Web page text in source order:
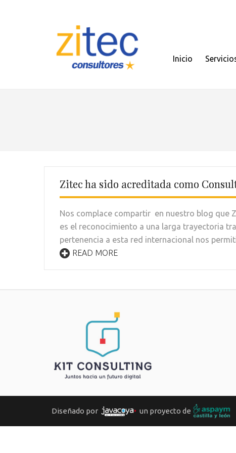
Inicio
Zitec ha sido acreditada como
Nos complace compartir en nuestro blog que
es el reconocimiento a una larga trayectoria
pertenencia a esta red internacional nos
READ MORE
Diseñado por un proyecto de